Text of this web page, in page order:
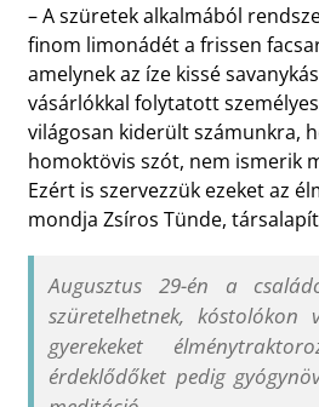
– A szüretek alkalmából
finom limonádét a frissen
amelynek az íze kissé
vásárlókkal folytatott
világosan kiderült számunkra,
homoktövis szót, nem ismerik
Ezért is szervezzük ezeket az
mondja Zsíros Tünde,
Augusztus 29-én a
szüretelhetnek, kóstolókon
gyerekeket
érdeklődőket pedig